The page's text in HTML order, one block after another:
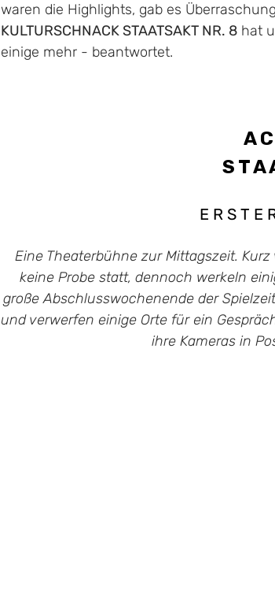
waren die Highlights, gab es
KULTURSCHNACK STAATSAKT NR. 8 hat
einige mehr - beantwortet.
A
S T A
E R S T E
Eine Theaterbühne zur Mittagszeit.
keine Probe statt, dennoch werkeln
große Abschlusswochenende der
und verwerfen einige Orte für ein
ihre Kameras in